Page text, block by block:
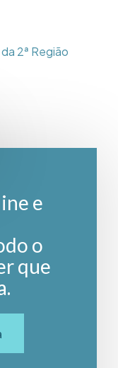
2ª Região
e
o
que